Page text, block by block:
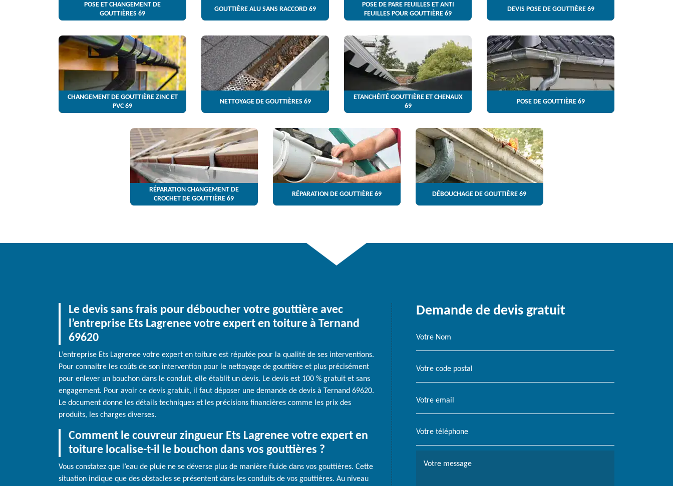
POSE ET CHANGEMENT DE
GOUTTIÈRES 69
GOUTTIÈRE ALU SANS RACCORD 69
POSE DE PARE FEUILLES ET ANTI
FEUILLES POUR GOUTTIÈRE 69
DEVIS POSE DE GOUTTIÈRE 69
CHANGEMENT DE GOUTTIÈRE ZINC ET
PVC 69
NETTOYAGE DE GOUTTIÈRES 69
ETANCHÉITÉ GOUTTIÈRE ET CHENAUX
69
POSE DE GOUTTIÈRE 69
RÉPARATION CHANGEMENT DE
CROCHET DE GOUTTIÈRE 69
RÉPARATION DE GOUTTIÈRE 69 DÉBOUCHAGE DE GOUTTIÈRE 69
Le devis sans frais pour déboucher votre gouttière avec
l’entreprise Ets Lagrenee votre expert en toiture à Ternand
69620
L’entreprise Ets Lagrenee votre expert en toiture est réputée pour la qualité de ses interventions.
Pour connaitre les coûts de son intervention pour le nettoyage de gouttière et plus précisément
pour enlever un bouchon dans le conduit, elle établit un devis. Le devis est 100 % gratuit et sans
engagement. Pour avoir ce devis gratuit, il faut déposer une demande de devis à Ternand 69620.
Le document donne les détails techniques et les précisions financières comme les prix des
produits, les charges diverses.
Comment le couvreur zingueur Ets Lagrenee votre expert en
toiture localise-t-il le bouchon dans vos gouttières ?
Vous constatez que l’eau de pluie ne se déverse plus de manière fluide dans vos gouttières. Cette
situation indique que des obstacles se présentent dans les conduits de vos gouttières. Au niveau
Demande de devis gratuit